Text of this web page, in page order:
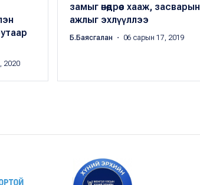
2020
замыг өнөөдрөөс хааж, засварын
ажлыг эхлүүллээ
Б.Баясгалан ・ 06 сарын 17, 2019